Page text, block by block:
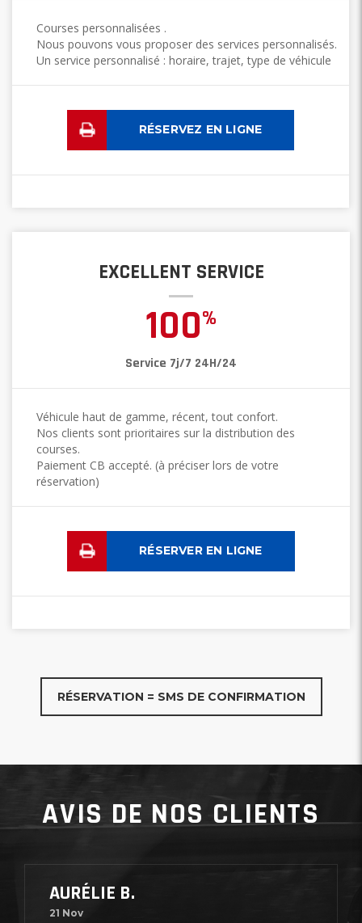
Courses personnalisées .
Nous pouvons vous proposer des services personnalisés.
Un service personnalisé : horaire, trajet, type de véhicule
RÉSERVEZ EN LIGNE
EXCELLENT SERVICE
100%
Service 7j/7 24H/24
Véhicule haut de gamme, récent, tout confort.
Nos clients sont prioritaires sur la distribution des
courses.
Paiement CB accepté. (à préciser lors de votre
réservation)
RÉSERVER EN LIGNE
RÉSERVATION = SMS DE CONFIRMATION
AVIS DE NOS CLIENTS
AURÉLIE B.
21 Nov